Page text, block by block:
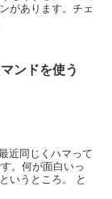
があります。チェ
ンドを使う
近同じくハマって
。何が面白いっ
いうところ。 と